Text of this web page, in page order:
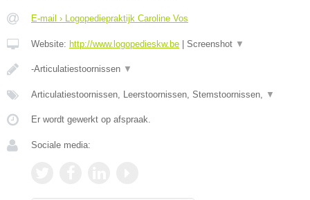
E-mail › Logopediepraktijk Caroline Vos
Website: http://www.logopedieskw.be Screenshot ▼
-Articulatiestoornissen ▼
Articulatiestoornissen, Leerstoornissen, Stemstoornissen, ▼
Er wordt gewerkt op afspraak.
Sociale media: